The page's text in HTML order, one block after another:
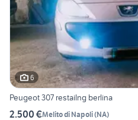
6
Peugeot 307 restailng berlina
2.500 €Melito di Napoli(NA)